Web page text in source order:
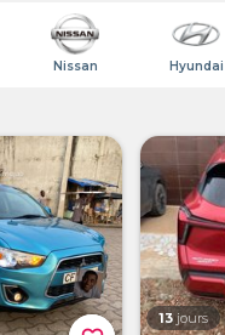
Nissan Hyundai
13 jours